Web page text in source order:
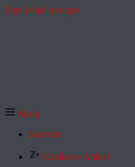
Zum Inhalt springen
Menü
Startseite
Exklusive Artikel